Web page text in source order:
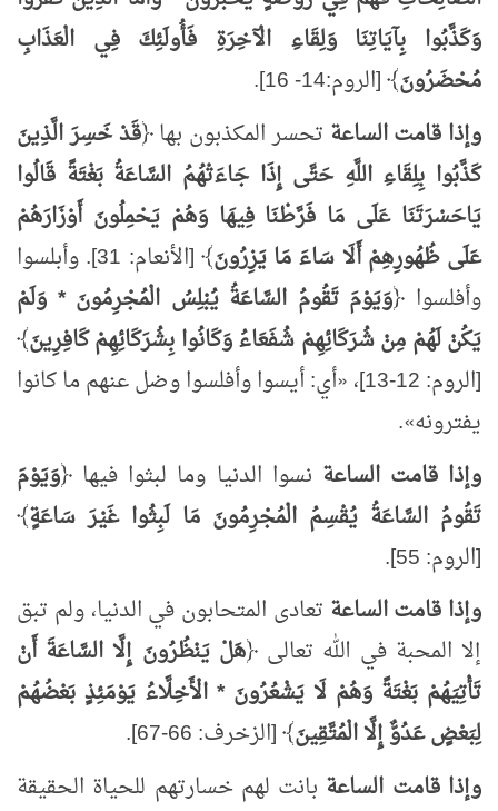
وَكَذَّبُوا بِآيَاتِنَا وَلِقَاءِ الْآخِرَةِ فَأُولَئِكَ فِي الْعَذَابِ
مُحْضَرُونَ﴾ [الروم:14- 16].
وإذا قامت الساعة تحسر المكذبون بها ﴿قَدْ خَسِرَ الَّذِينَ
كَذَّبُوا بِلِقَاءِ اللَّهِ حَتَّى إِذَا جَاءَتْهُمُ السَّاعَةُ بَغْتَةً قَالُوا
يَاحَسْرَتَنَا عَلَى مَا فَرَّطْنَا فِيهَا وَهُمْ يَحْمِلُونَ أَوْزَارَهُمْ
عَلَى ظُهُورِهِمْ أَلَا سَاءَ مَا يَزِرُونَ
﴾ [الأنعام: 31]. وأبلسوا
وأفلسوا ﴿وَيَوْمَ تَقُومُ السَّاعَةُ يُبْلِسُ الْمُجْرِمُونَ * وَلَمْ
يَكُنْ لَهُمْ مِنْ شُرَكَائِهِمْ شُفَعَاءُ وَكَانُوا بِشُرَكَائِهِمْ كَافِرِينَ﴾
[الروم: 12-13]،
«أي: أيسوا وأفلسوا وضل عنهم ما كانوا
يفترونه»
.
وإذا قامت الساعة نسوا الدنيا وما لبثوا فيها ﴿وَيَوْمَ
تَقُومُ السَّاعَةُ يُقْسِمُ الْمُجْرِمُونَ مَا لَبِثُوا غَيْرَ سَاعَةٍ﴾
[الروم: 55].
وإذا قامت الساعة تعادى المتحابون في الدنيا، ولم تبق
إلا المحبة في الله تعالى ﴿هَلْ يَنْظُرُونَ إِلَّا السَّاعَةَ أَنْ
تَأْتِيَهُمْ بَغْتَةً وَهُمْ لَا يَشْعُرُونَ * الْأَخِلَّاءُ يَوْمَئِذٍ بَعْضُهُمْ
لِبَعْضٍ عَدُوٌّ إِلَّا الْمُتَّقِينَ﴾ [الزخرف: 66-67].
وإذا قامت الساعة بانت لهم خسارتهم للحياة الحقيقة